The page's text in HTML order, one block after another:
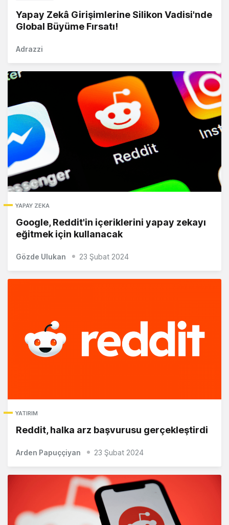
Yapay Zekâ Girişimlerine Silikon Vadisi'nde
Global Büyüme Fırsatı!
Adrazzi
YAPAY ZEKA
Google, Reddit'in içeriklerini yapay zekayı
eğitmek için kullanacak
Gözde Ulukan 23 Şubat 2024
YATIRIM
Reddit, halka arz başvurusu gerçekleştirdi
Arden Papuççiyan 23 Şubat 2024